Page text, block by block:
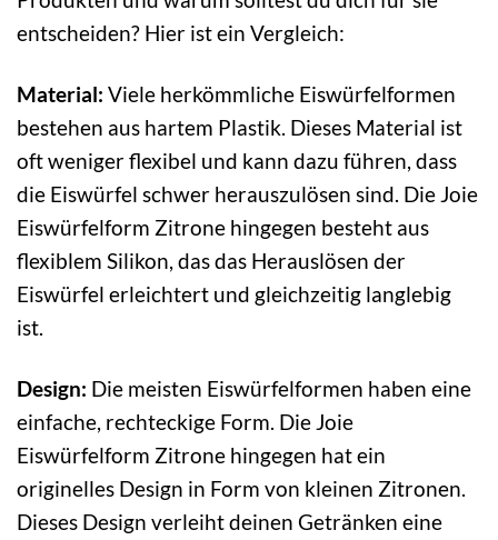
entscheiden? Hier ist ein Vergleich:
Material: Viele herkömmliche Eiswürfelformen
bestehen aus hartem Plastik. Dieses Material ist
oft weniger flexibel und kann dazu führen, dass
die Eiswürfel schwer herauszulösen sind. Die Joie
Eiswürfelform Zitrone hingegen besteht aus
flexiblem Silikon, das das Herauslösen der
Eiswürfel erleichtert und gleichzeitig langlebig
ist.
Design: Die meisten Eiswürfelformen haben eine
einfache, rechteckige Form. Die Joie
Eiswürfelform Zitrone hingegen hat ein
originelles Design in Form von kleinen Zitronen.
Dieses Design verleiht deinen Getränken eine